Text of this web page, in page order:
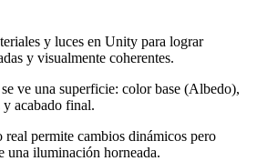
y luces en Unity para lograr
y visualmente coherentes.
ve una superficie: color base (Albedo),
y acabado final.
permite cambios dinámicos pero
una iluminación horneada.